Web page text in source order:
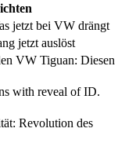
jetzt bei VW drängt
jetzt auslöst
VW Tiguan: Diesen
with reveal of ID.
Revolution des